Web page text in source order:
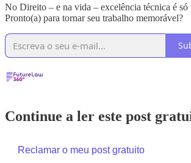
No Direito – e na vida – excelência técnica é só
Pronto(a) para tornar seu trabalho memorável?
Continue a ler este post
Reclamar o meu post gratuito